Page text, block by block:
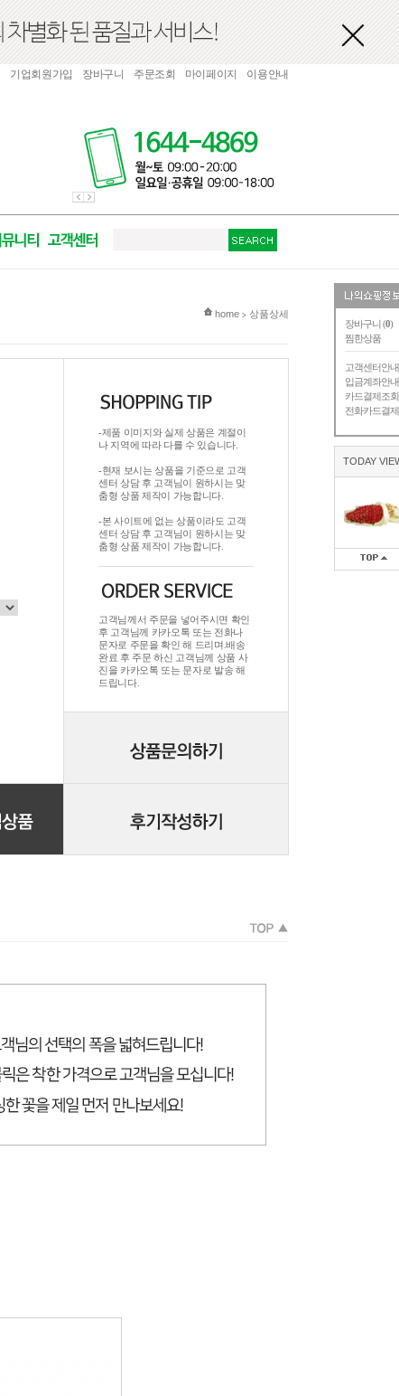
장바구니 (0)
찜한상품
고객센터안내
입금계좌안내
카드결제조회
전화카드결제
TODAY
기업회원가입 장바구니 주문조회 마이페이지 이용안내
현재 위치
home > 상품상세
-제품 이미지와 실제 상품은 계절이
나 지역에 따라 다를 수 있습니다.
-현재 보시는 상품을 기준으로 고객
센터 상담 후 고객님이 원하시는 맞
춤형 상품 제작이 가능합니다.
-본 사이트에 없는 상품이라도 고객
센터 상담 후 고객님이 원하시는 맞
춤형 상품 제작이 가능합니다.
고객님께서 주문을 넣어주시면 확인
후 고객님께 카카오톡 또는 전화나
문자로 주문을 확인 해 드리며.배송
완료 후 주문 하신 고객님께 상품 사
진을 카카오톡 또는 문자로 발송 해
드립니다.